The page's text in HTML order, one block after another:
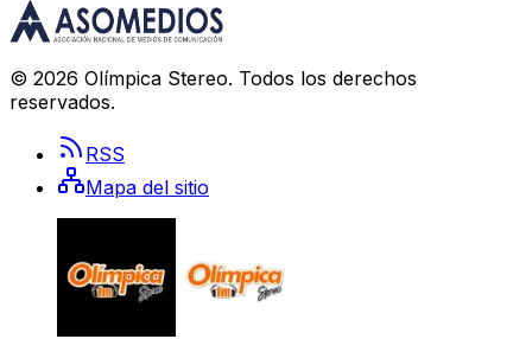
© 2026 Olímpica Stereo. Todos los derechos
reservados.
RSS
Mapa del sitio